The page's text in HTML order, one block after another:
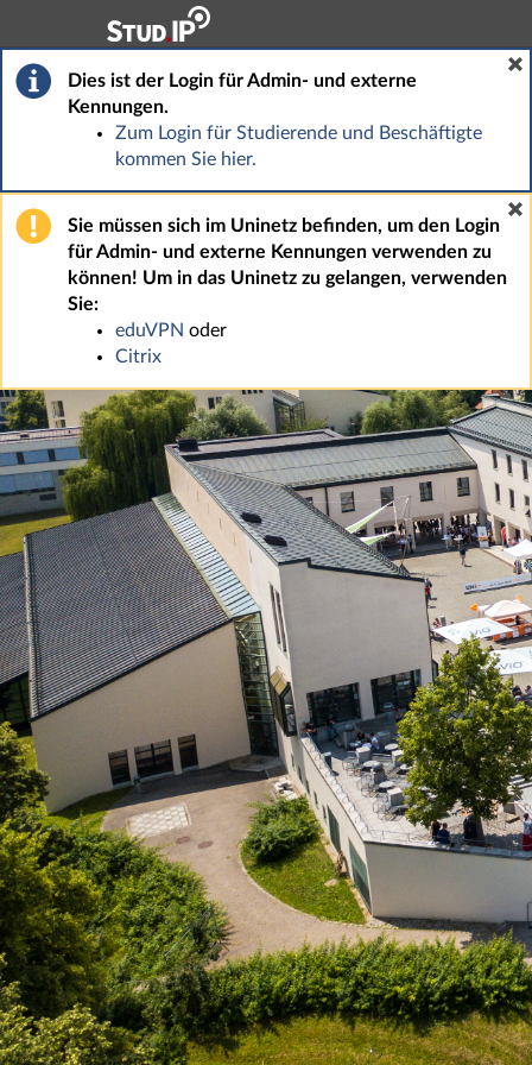
Hauptnavigation
Fußzeile
Dies ist der Login für Admin- und externe
Kennungen.
Zum Login für Studierende und Beschäftigte
kommen Sie hier.
Sie müssen sich im Uninetz befinden, um den Login
für Admin- und externe Kennungen verwenden zu
können! Um in das Uninetz zu gelangen, verwenden
Sie:
eduVPN oder
Citrix